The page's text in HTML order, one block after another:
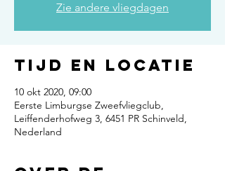
Zie andere vliegdagen
Tijd en locatie
10 okt 2020, 09:00
Eerste Limburgse Zweefvliegclub,
Leiffenderhofweg 3, 6451 PR Schinveld,
Nederland